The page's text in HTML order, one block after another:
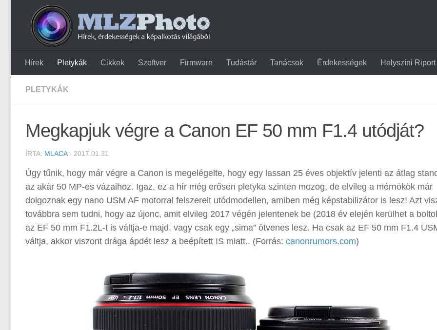
Hírek Pletykák Cikkek Szoftver Firmware Tudástár Tanácsok Érdekességek Helyszíni Riport
PLETYKÁK
Megkapjuk végre a Canon EF 50 mm F1.4 utódját?
ÍRTA: MLACA· 2017.01.31
Úgy tűnik, hogy már végre a Canon is megelégelte, hogy egy lassan 25 éves objektív jelenti az átlag
az akár 50 MP-es vázaihoz. Igaz, ez a hír még erősen pletyka szinten mozog, de elvileg a mérnökök már
dolgoznak egy nano USM AF motorral felszerelt utódmodellen, amiben még képstabilizátor is lesz! Azt
továbbra sem tudni, hogy az újonc, amit elvileg 2017 végén jelentenek be (2018 év elején kerülhet a
az EF 50 mm F1.2L-t is váltja-e majd, vagy csak egy „sima” ötvenes lesz. Ha csak az EF 50 mm F1.4
váltja, akkor viszont drága ápdét lesz a beépített IS miatt.. (Forrás: canonrumors.com)